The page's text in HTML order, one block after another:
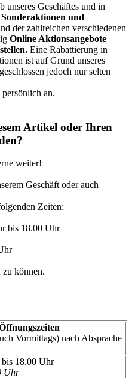
unseres Geschäftes und in
Sonderaktionen und
der zahlreichen verschiedenen
Online Aktionsangebote
Eine Rabattierung in
ist auf Grund unseres
jedoch nur selten
persönlich an.
Artikel oder Ihren
weiter!
Geschäft oder auch
Zeiten:
bis 18.00 Uhr
zu können.
Vormittags) nach Absprache
18.00 Uhr
Uhr